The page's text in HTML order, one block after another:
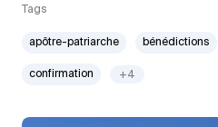
Tags
apôtre-patriarche bénédictions
confirmation +4